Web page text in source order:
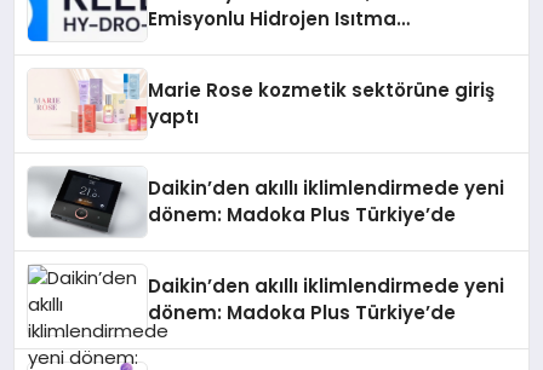
Emisyonlu Hidrojen Isıtma
Marie Rose kozmetik sektörüne giriş
yaptı
Daikin’den akıllı iklimlendirmede yeni
dönem: Madoka Plus Türkiye’de
Daikin’den akıllı iklimlendirmede yeni
dönem: Madoka Plus Türkiye’de